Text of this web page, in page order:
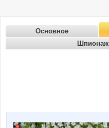
Основное
Шпионаж